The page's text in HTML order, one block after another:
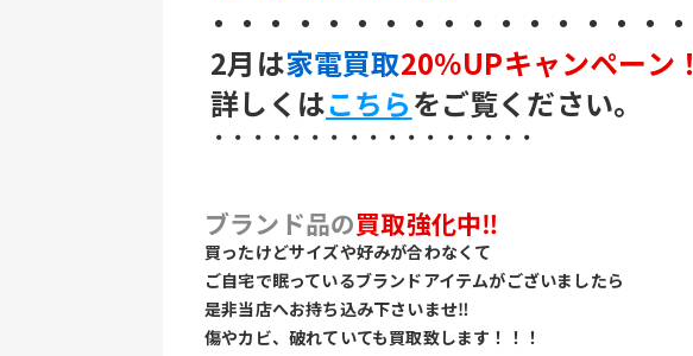
・・・・・・・・・・・・・・・・・
2月は家電買取20％UPキャンペーン！
詳しくはこちらをご覧ください。
・・・・・・・・・・・・・・・・・
ブランド品の買取強化中‼
買ったけどサイズや好みが合わなくて
ご自宅で眠っているブランドアイテムがございましたら
是非当店へお持ち込み下さいませ‼
傷やカビ、破れていても買取致します！！！